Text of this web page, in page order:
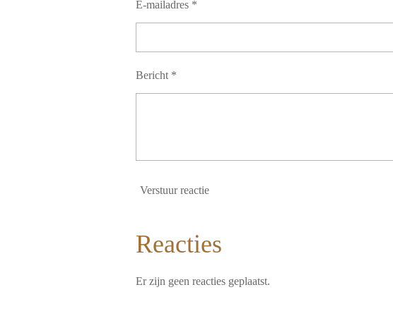
E-mailadres *
Bericht *
Verstuur reactie
Reacties
Er zijn geen reacties geplaatst.